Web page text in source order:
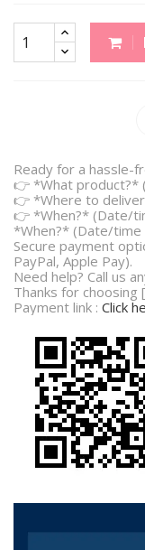
Ready for a hassle-
👉 *What product?*
👉 *Where to
👉 *When?* (Date/
*When?* (Date/time
Secure payment
PayPal, Apple Pay).
Need help? Call us
Thanks for choosing
Payment link : Click